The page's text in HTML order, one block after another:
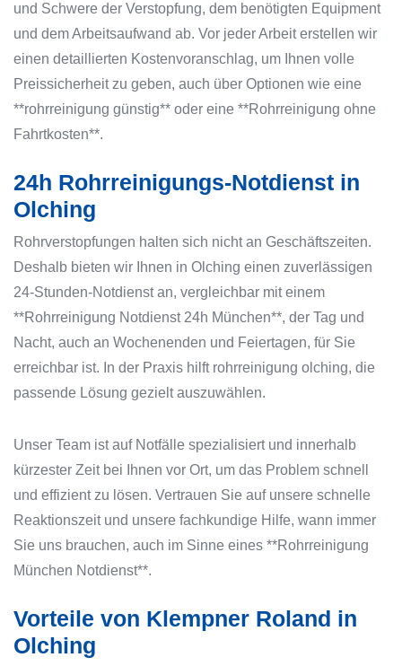
und Schwere der Verstopfung, dem benötigten Equipment
und dem Arbeitsaufwand ab. Vor jeder Arbeit erstellen wir
einen detaillierten Kostenvoranschlag, um Ihnen volle
Preissicherheit zu geben, auch über Optionen wie eine
**rohrreinigung günstig** oder eine **Rohrreinigung ohne
Fahrtkosten**.
24h Rohrreinigungs-Notdienst in
Olching
Rohrverstopfungen halten sich nicht an Geschäftszeiten.
Deshalb bieten wir Ihnen in Olching einen zuverlässigen
24-Stunden-Notdienst an, vergleichbar mit einem
**Rohrreinigung Notdienst 24h München**, der Tag und
Nacht, auch an Wochenenden und Feiertagen, für Sie
erreichbar ist. In der Praxis hilft rohrreinigung olching, die
passende Lösung gezielt auszuwählen.
Unser Team ist auf Notfälle spezialisiert und innerhalb
kürzester Zeit bei Ihnen vor Ort, um das Problem schnell
und effizient zu lösen. Vertrauen Sie auf unsere schnelle
Reaktionszeit und unsere fachkundige Hilfe, wann immer
Sie uns brauchen, auch im Sinne eines **Rohrreinigung
München Notdienst**.
Vorteile von Klempner Roland in
Olching